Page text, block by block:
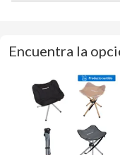
Encuentra la